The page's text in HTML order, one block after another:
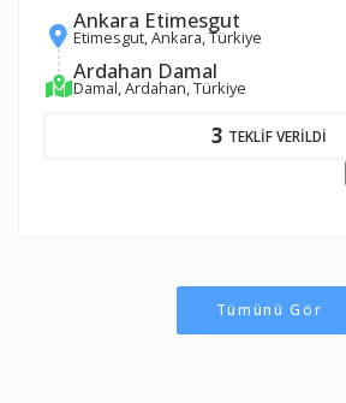
Ankara Etimesgut
Etimesgut, Ankara, Türkiye
Ardahan Damal
Damal, Ardahan, Türkiye
3 TEKLİF VERİLDİ
Tümünü Gör